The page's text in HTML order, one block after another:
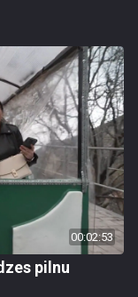
00:02:53
pilnu